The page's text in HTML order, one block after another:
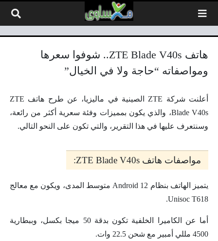
هاتف ZTE Blade V40s.. شوفوا سعرها
ومواصفاته “حاجة ولا في الخيال”
أعلنت شركة ZTE الصينية في ماليزيا، عن طرح هاتف ZTE
Blade V40s، والذي يكون بمميزات وفئة سعرية أكثر من رائعة،
وسنتعرف عليها في هذا التقرير، والتي تكون على النحو التالي.
مواصفات هاتف ZTE Blade V40s:
يتميز الهاتف بنظام Android 12 متوسط المدى، ويكون مع معالج
Unisoc T618.
أما عن الكاميرا الخلفية تكون بدقة 50 ميجا بكسل، وببطارية
4500 مللي أمبير مع شحن 22.5 وات.